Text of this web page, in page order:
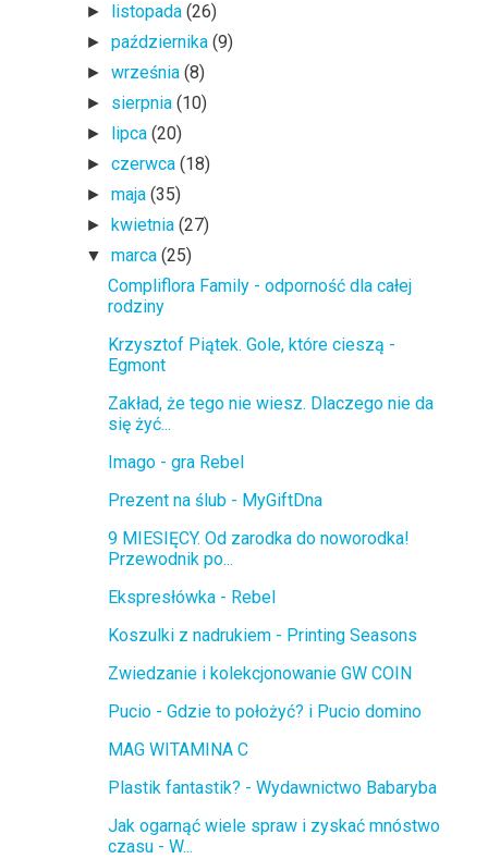
► listopada(26)
►października(9)
►września(8)
► sierpnia(10)
► lipca(20)
►czerwca(18)
►maja(35)
► kwietnia(27)
▼marca(25)
Compliflora Family - odporność dla całej
rodziny
Krzysztof Piątek. Gole, które cieszą -
Egmont
Zakład, że tego nie wiesz. Dlaczego nie da
się żyć...
Imago - gra Rebel
Prezent na ślub - MyGiftDna
9 MIESIĘCY. Od zarodka do noworodka!
Przewodnik po...
Ekspresłówka - Rebel
Koszulki z nadrukiem - Printing Seasons
Zwiedzanie i kolekcjonowanie GW COIN
Pucio - Gdzie to położyć? i Pucio domino
MAG WITAMINA C
Plastik fantastik? - Wydawnictwo Babaryba
Jak ogarnąć wiele spraw i zyskać mnóstwo
czasu - W...